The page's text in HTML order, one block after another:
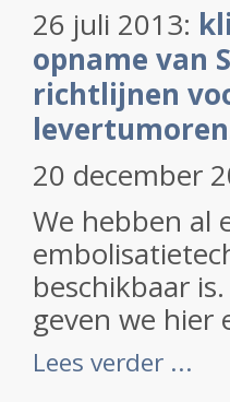
26 juli 2013:
opname van
richtlijnen
levertumoren
20 december
We hebben al
beschikbaar
geven we hier
Lees verder ...